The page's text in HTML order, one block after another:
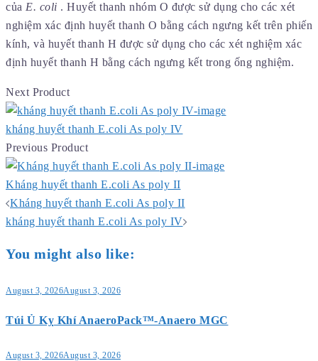
của E. coli . Huyết thanh nhóm O được sử dụng cho các xét
nghiệm xác định huyết thanh O bằng cách ngưng kết trên phiến
kính, và huyết thanh H được sử dụng cho các xét nghiệm xác
định huyết thanh H bằng cách ngưng kết trong ống nghiệm.
Next Product
kháng huyết thanh E.coli As poly IV
Previous Product
Kháng huyết thanh E.coli As poly II
Post
navigation
Kháng huyết thanh E.coli As poly II
kháng huyết thanh E.coli As poly IV
You might also like:
August 3, 2026August 3, 2026
Túi Ủ Kỵ Khí AnaeroPack™-Anaero MGC
August 3, 2026August 3, 2026